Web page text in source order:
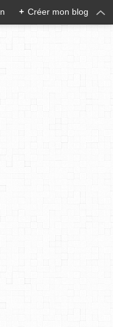
+ Créer mon blog